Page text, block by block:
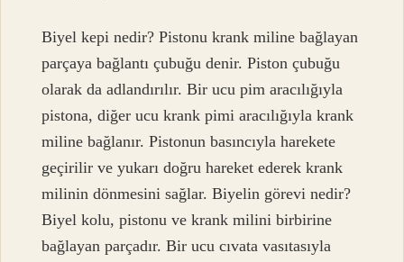
Biyel kepi nedir? Pistonu krank miline bağlayan
parçaya bağlantı çubuğu denir. Piston çubuğu
olarak da adlandırılır. Bir ucu pim aracılığıyla
pistona, diğer ucu krank pimi aracılığıyla krank
miline bağlanır. Pistonun basıncıyla harekete
geçirilir ve yukarı doğru hareket ederek krank
milinin dönmesini sağlar. Biyelin görevi nedir?
Biyel kolu, pistonu ve krank milini birbirine
bağlayan parçadır. Bir ucu cıvata vasıtasıyla